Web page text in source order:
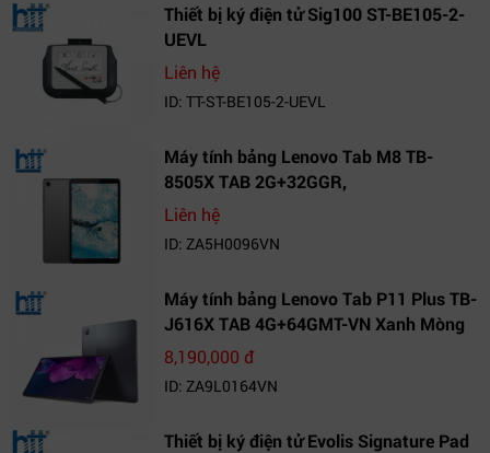
Thiết bị ký điện tử Sig100 ST-BE105-2-
UEVL
Liên hệ
ID: TT-ST-BE105-2-UEVL
Máy tính bảng Lenovo Tab M8 TB-
8505X TAB 2G+32GGR,
VN_ZA5H0096VN
Liên hệ
ID: ZA5H0096VN
Máy tính bảng Lenovo Tab P11 Plus TB-
J616X TAB 4G+64GMT-VN Xanh Mòng
Két_ZA9L0164VN
8,190,000 đ
ID: ZA9L0164VN
Thiết bị ký điện tử Evolis Signature Pad